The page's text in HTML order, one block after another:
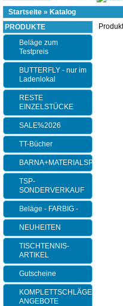
Startseite » Katalog
PRODUKTE
Beläge zum
Testpreis
BUTTERFLY - nur im
Ladenlokal
RESTE
EINZELSTÜCKE
SALE%2026
TT-Bücher
BARNA+MATERIALSPEZI
TSP-
SONDERVERKAUF
Beläge - FARBIG -
NEUHEITEN
TISCHTENNIS-
ARTIKEL
Gutscheine
KOMPLETTSCHLÄGER-
ANGEBOTE